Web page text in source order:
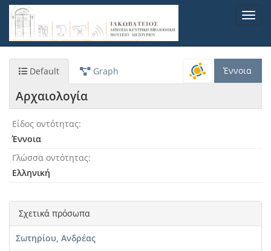
Παράκαμψη
προς
κυρίως
Default Graph Έννοια
Αρχαιολογία
Είδος οντότητας
Έννοια
Γλώσσα οντότητας
Ελληνική
Σχετικά πρόσωπα
Σωτηρίου, Ανδρέας